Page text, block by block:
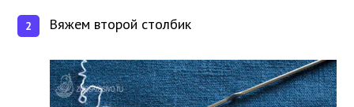
Вяжем второй столбик